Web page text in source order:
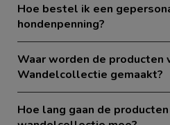
Hoe bestel ik een
hondenpenning?
Waar worden de producten
Wandelcollectie gemaakt?
Hoe lang gaan de